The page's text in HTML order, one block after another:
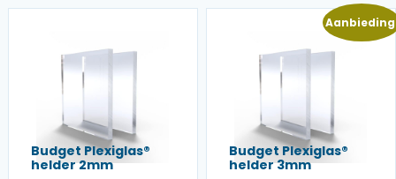
Budget Plexiglas®
helder 2mm
Budget Plexiglas®
helder 3mm